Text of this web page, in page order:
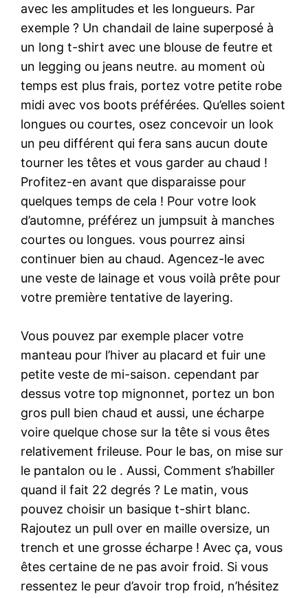
avec les amplitudes et les longueurs. Par
exemple ? Un chandail de laine superposé à
un long t-shirt avec une blouse de feutre et
un legging ou jeans neutre. au moment où
temps est plus frais, portez votre petite robe
midi avec vos boots préférées. Qu’elles soient
longues ou courtes, osez concevoir un look
un peu différent qui fera sans aucun doute
tourner les têtes et vous garder au chaud !
Profitez-en avant que disparaisse pour
quelques temps de cela ! Pour votre look
d’automne, préférez un jumpsuit à manches
courtes ou longues. vous pourrez ainsi
continuer bien au chaud. Agencez-le avec
une veste de lainage et vous voilà prête pour
votre première tentative de layering.
Vous pouvez par exemple placer votre
manteau pour l’hiver au placard et fuir une
petite veste de mi-saison. cependant par
dessus votre top mignonnet, portez un bon
gros pull bien chaud et aussi, une écharpe
voire quelque chose sur la tête si vous êtes
relativement frileuse. Pour le bas, on mise sur
le pantalon ou le . Aussi, Comment s’habiller
quand il fait 22 degrés ? Le matin, vous
pouvez choisir un basique t-shirt blanc.
Rajoutez un pull over en maille oversize, un
trench et une grosse écharpe ! Avec ça, vous
êtes certaine de ne pas avoir froid. Si vous
ressentez le peur d’avoir trop froid, n’hésitez